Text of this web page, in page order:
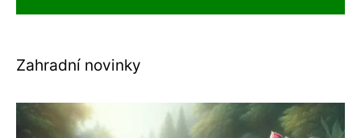
Zahradní novinky